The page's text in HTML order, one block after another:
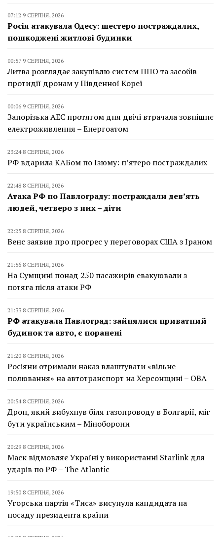
07:12 9 СЕРПНЯ, 2026
Росія атакувала Одесу: шестеро постраждалих,
пошкоджені житлові будинки
00:57 9 СЕРПНЯ, 2026
Литва розглядає закупівлю систем ППО та засобів
протидії дронам у Південної Кореї
00:06 9 СЕРПНЯ, 2026
Запорізька АЕС протягом дня двічі втрачала зовнішнє
електроживлення – Енергоатом
23:24 8 СЕРПНЯ, 2026
РФ вдарила КАБом по Ізюму: п’ятеро постраждалих
22:48 8 СЕРПНЯ, 2026
Атака РФ по Павлограду: постраждали дев’ять
людей, четверо з них – діти
22:25 8 СЕРПНЯ, 2026
Венс заявив про прогрес у переговорах США з Іраном
21:56 8 СЕРПНЯ, 2026
На Сумщині понад 250 пасажирів евакуювали з
потяга після атаки РФ
21:33 8 СЕРПНЯ, 2026
РФ атакувала Павлоград: зайнялися приватний
будинок та авто, є поранені
21:20 8 СЕРПНЯ, 2026
Росіяни отримали наказ влаштувати «вільне
полювання» на автотранспорт на Херсонщині – ОВА
20:54 8 СЕРПНЯ, 2026
Дрон, який вибухнув біля газопроводу в Болгарії, міг
бути українським – Міноборони
20:29 8 СЕРПНЯ, 2026
Маск відмовляє Україні у використанні Starlink для
ударів по РФ – The Atlantic
19:50 8 СЕРПНЯ, 2026
Угорська партія «Тиса» висунула кандидата на
посаду президента країни